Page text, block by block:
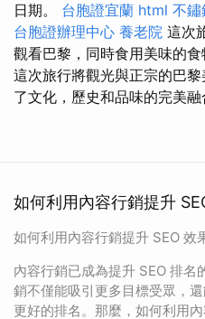
日期。 台胞證宜蘭 html 不鏽
台胞證辦理中心 養老院 這次
觀看巴黎，同時食用美味的食
這次旅行將觀光與正宗的巴
了文化，歷史和品味的完美融
如何利用內容行銷提升
如何利用內容行銷提升 SEO 效
內容行銷已成為提升 SEO 排
銷不僅能吸引更多目標受眾，
更好的排名。那麼，如何利用